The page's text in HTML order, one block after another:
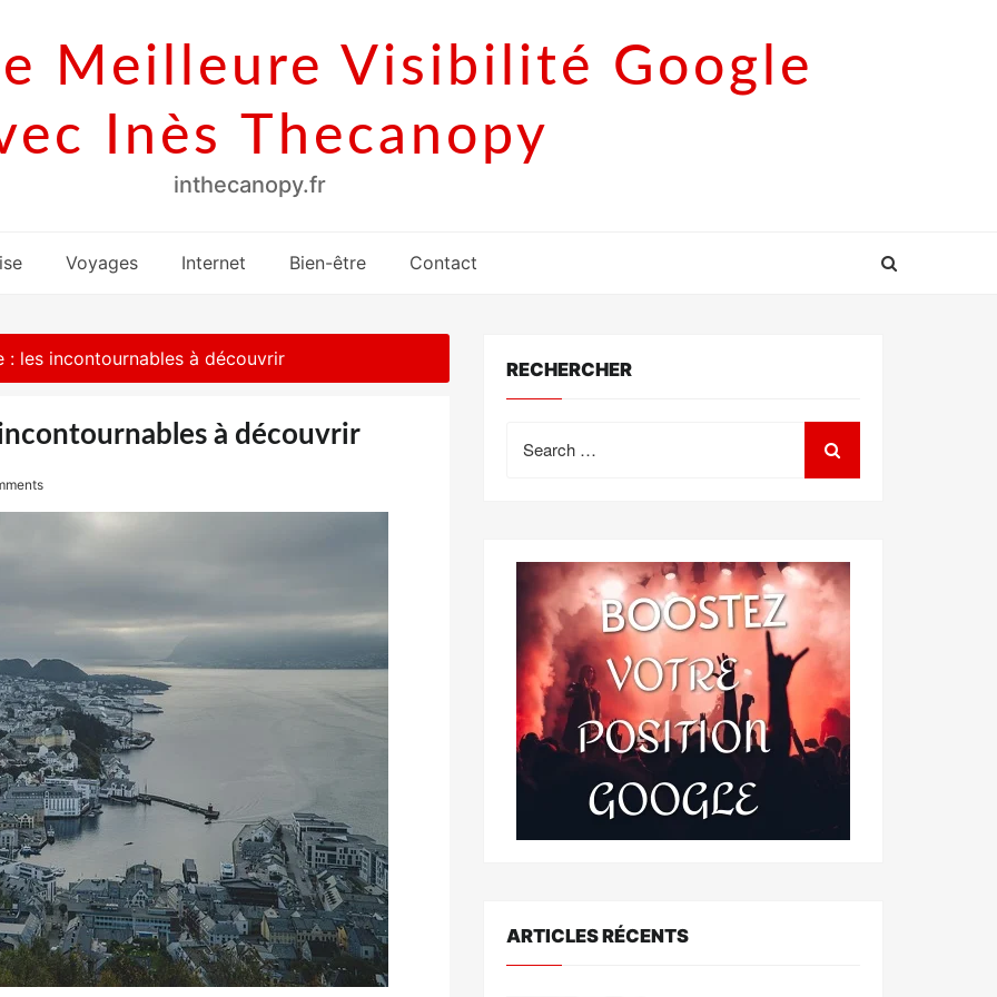
Meilleure Visibilité Google
Inès Thecanopy
inthecanopy.fr
Voyages Internet Bien-être Contact
: les incontournables à découvrir
à découvrir
RECHERCHER
for:
ARTICLES RÉCENTS